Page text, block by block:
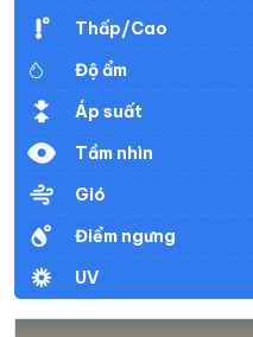
Thấp/Cao
Độ ẩm
Áp suất
Tầm nhìn
Gió
Điểm ngưng
UV